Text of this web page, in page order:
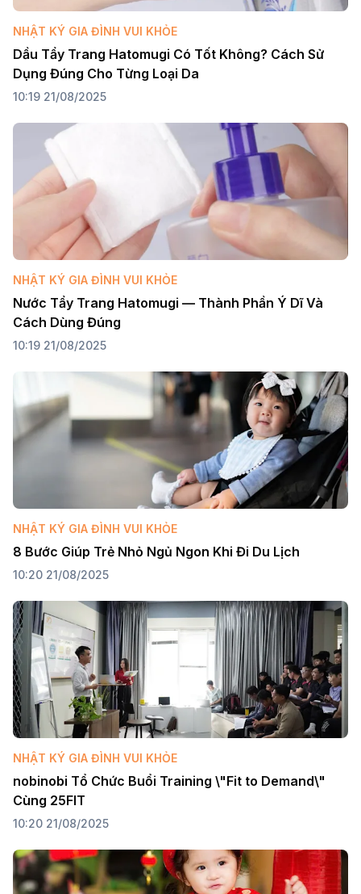
NHẬT KÝ GIA ĐÌNH VUI KHỎE
Dầu Tẩy Trang Hatomugi Có Tốt Không? Cách Sử
Dụng Đúng Cho Từng Loại Da
10:19 21/08/2025
NHẬT KÝ GIA ĐÌNH VUI KHỎE
Nước Tẩy Trang Hatomugi — Thành Phần Ý Dĩ Và
Cách Dùng Đúng
10:19 21/08/2025
NHẬT KÝ GIA ĐÌNH VUI KHỎE
8 Bước Giúp Trẻ Nhỏ Ngủ Ngon Khi Đi Du Lịch
10:20 21/08/2025
NHẬT KÝ GIA ĐÌNH VUI KHỎE
nobinobi Tổ Chức Buổi Training \"Fit to Demand\"
Cùng 25FIT
10:20 21/08/2025